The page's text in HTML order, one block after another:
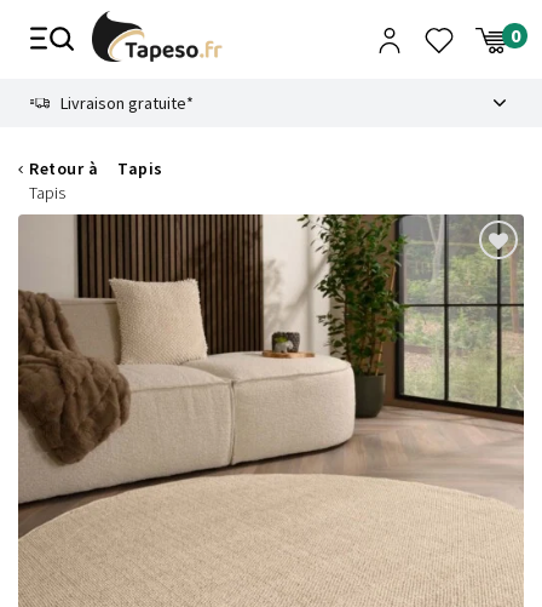
Livraison gratuite*
Retour à
Tapis
Tapis